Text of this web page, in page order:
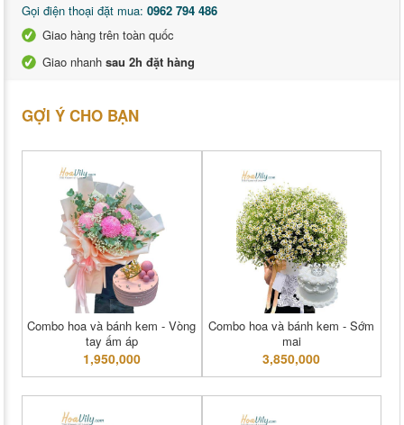
Gọi điện thoại đặt mua: 0962 794 486
Giao hàng trên toàn quốc
Giao nhanh sau 2h đặt hàng
GỢI Ý CHO BẠN
Combo hoa và bánh kem - Vòng
tay ấm áp
1,950,000
Combo hoa và bánh kem - Sớm
mai
3,850,000